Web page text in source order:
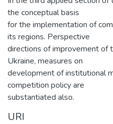
the conceptual basis
for the implementation of
its regions. Perspective
directions of improvement of
Ukraine, measures on
development of institutional
competition policy are
substantiated also.
URI